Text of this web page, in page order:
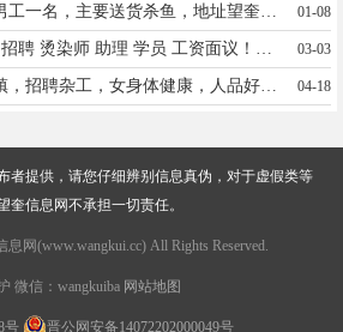
01-08
03-03
饭店地址在先锋镇，招聘杂工，女身体健康，人品好，干活干净利索，老板事少，可提供住宿，联系电话13763789875 04-18
者提供，请您仔细辨别信息真伪，对于虚假类等
奎信息网不承担一切责任。
网(www.wangkui.cc) All Rights Reserved.
微信：wangkuiba 网站地图
号 晋公网安备14072202000049号